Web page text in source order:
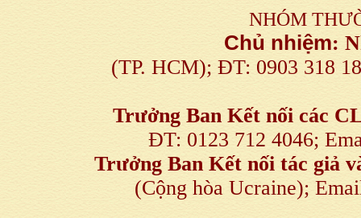
NHÓM
Chủ nhiệm:
(TP. HCM); ĐT: 0903 318
Trưởng Ban Kết nối các
ĐT: 0123 712 4046;
Trưởng Ban Kết nối tác giả
(Cộng hòa Ucraine);